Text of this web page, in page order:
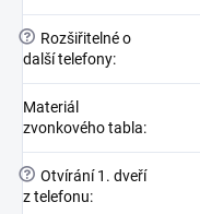
?
Rozšiřitelné o
další telefony:
Materiál
zvonkového tabla:
? Otvírání 1. dveří
z telefonu: